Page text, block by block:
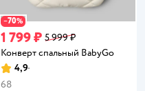
−70%
1 799 ₽ 5 999 ₽
Конверт спальный BabyGo
Рейтинг:
4,9
68